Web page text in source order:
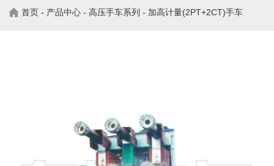
首页 - 产品中心 - 高压手车系列 - 加高计量(2PT+2CT)手车